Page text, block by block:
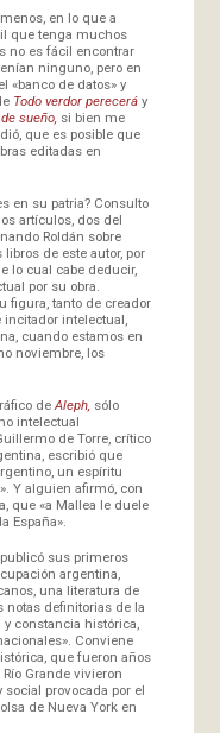
en lo que a
que tenga muchos
no es fácil encontrar
ninguno, pero en
«banco de datos» y
Todo verdor perecerá y
sueño, si bien me
que es posible que
editadas en
en su patria? Consulto
artículos, dos del
Roldán sobre
de este autor, por
lo cual cabe deducir,
por su obra.
figura, tanto de creador
intelectual,
cuando estamos en
noviembre, los
de Aleph, sólo
intelectual
de Torre, crítico
escribió que
un espíritu
Y alguien afirmó, con
que «a Mallea le duele
España».
sus primeros
argentina,
una literatura de
notas definitorias de la
constancia histórica,
Conviene
que fueron años
Grande vivieron
provocada por el
de Nueva York en